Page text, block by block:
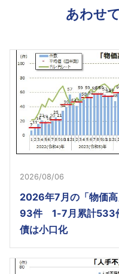
あわせ
2026/08/06
2026年7月の「物価
93件 1-7月累計533
債は小口化